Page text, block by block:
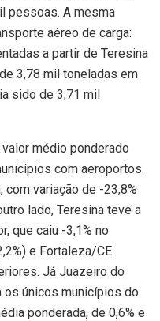
pessoas. A mesma
aéreo de carga:
a partir de Teresina
3,78 mil toneladas em
sido de 3,71 mil
médio ponderado
com aeroportos.
variação de -23,8%
lado, Teresina teve a
que caiu -3,1% no
e Fortaleza/CE
Já Juazeiro do
os únicos municípios do
ponderada, de 0,6% e